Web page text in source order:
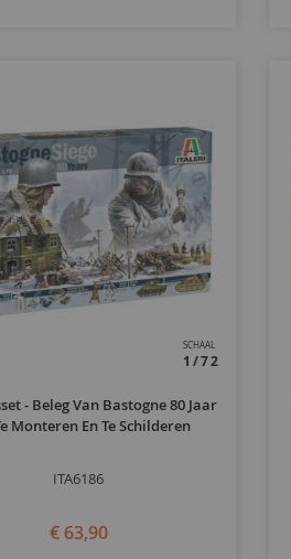
SCHAAL
1/72
- Beleg Van Bastogne 80 Jaar
Monteren En Te Schilderen
ITA6186
€ 63,90